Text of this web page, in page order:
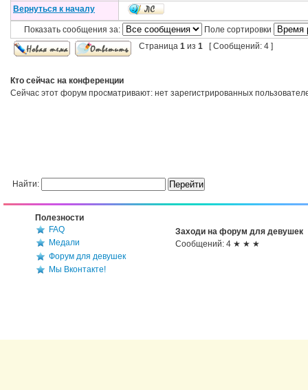
Вернуться к началу
Показать сообщения за:
Поле сортировки
Страница 1 из 1 [ Сообщений: 4 ]
Кто сейчас на конференции
Сейчас этот форум просматривают: нет зарегистрированных
Найти:
Полезности
FAQ
Медали
Форум для девушек
Мы Вконтакте!
Заходи на форум для девушек
Сообщений: 4 ★ ★ ★